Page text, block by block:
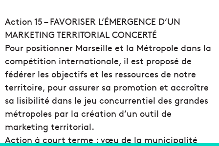
Action 15 – FAVORISER L’ÉMERGENCE D’UN
MARKETING TERRITORIAL CONCERTÉ
Pour positionner Marseille et la Métropole dans la
compétition internationale, il est proposé de
fédérer les objectifs et les ressources de notre
territoire, pour assurer sa promotion et accroître
sa lisibilité dans le jeu concurrentiel des grandes
métropoles par la création d’un outil de
marketing territorial.
Action à court terme : vœu de la municipalité